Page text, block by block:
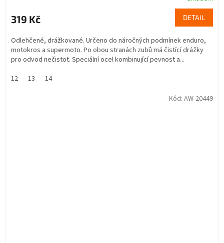
319 Kč DETAIL
Odlehčené, drážkované. Určeno do náročných podmínek enduro,
motokros a supermoto. Po obou stranách zubů má čistící drážky
pro odvod nečistot. Speciální ocel kombinující pevnost a...
12
13 14
Kód: AW-20449